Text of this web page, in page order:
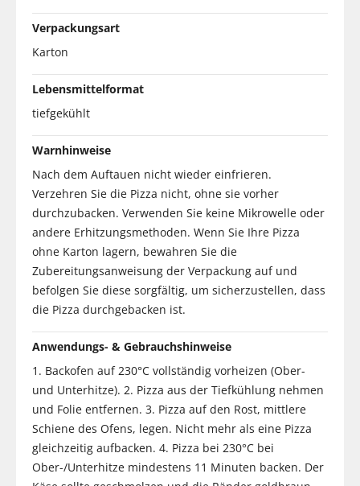
Verpackungsart
Karton
Lebensmittelformat
tiefgekühlt
Warnhinweise
Nach dem Auftauen nicht wieder einfrieren.
Verzehren Sie die Pizza nicht, ohne sie vorher
durchzubacken. Verwenden Sie keine Mikrowelle oder
andere Erhitzungsmethoden. Wenn Sie Ihre Pizza
ohne Karton lagern, bewahren Sie die
Zubereitungsanweisung der Verpackung auf und
befolgen Sie diese sorgfältig, um sicherzustellen, dass
die Pizza durchgebacken ist.
Anwendungs- & Gebrauchshinweise
1. Backofen auf 230°C vollständig vorheizen (Ober-
und Unterhitze). 2. Pizza aus der Tiefkühlung nehmen
und Folie entfernen. 3. Pizza auf den Rost, mittlere
Schiene des Ofens, legen. Nicht mehr als eine Pizza
gleichzeitig aufbacken. 4. Pizza bei 230°C bei
Ober-/Unterhitze mindestens 11 Minuten backen. Der